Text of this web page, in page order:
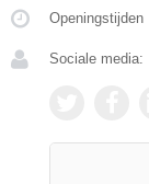
Openingstijden
Sociale media: